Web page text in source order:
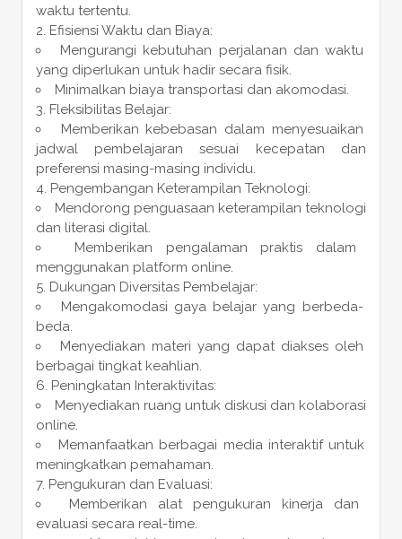
waktu tertentu.
Efisiensi Waktu dan Biaya:
Mengurangi kebutuhan perjalanan dan waktu
yang diperlukan untuk hadir secara fisik.
Minimalkan biaya transportasi dan akomodasi.
Fleksibilitas Belajar:
Memberikan kebebasan dalam menyesuaikan
jadwal pembelajaran sesuai kecepatan dan
preferensi masing-masing individu.
Pengembangan Keterampilan Teknologi:
Mendorong penguasaan keterampilan teknologi
dan literasi digital.
Memberikan pengalaman praktis dalam
menggunakan platform online.
Dukungan Diversitas Pembelajar:
Mengakomodasi gaya belajar yang berbeda-
beda.
Menyediakan materi yang dapat diakses oleh
berbagai tingkat keahlian.
Peningkatan Interaktivitas:
Menyediakan ruang untuk diskusi dan kolaborasi
online.
Memanfaatkan berbagai media interaktif untuk
meningkatkan pemahaman.
Pengukuran dan Evaluasi:
Memberikan alat pengukuran kinerja dan
evaluasi secara real-time.